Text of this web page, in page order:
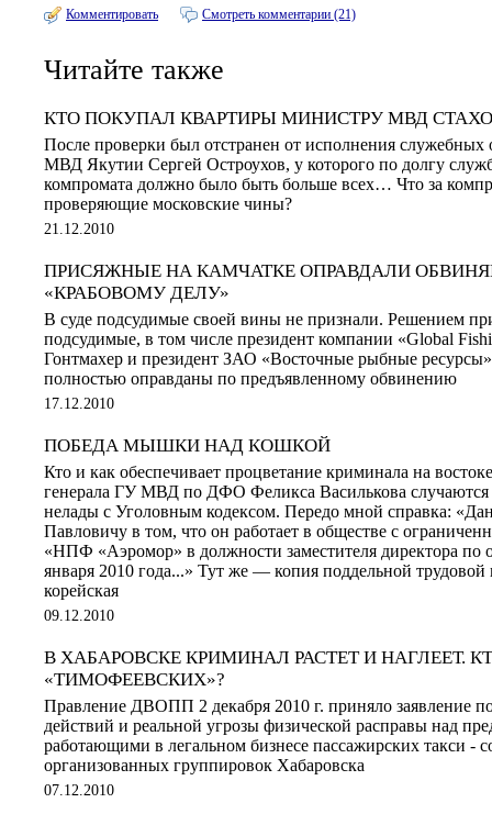
Комментировать Смотреть комментарии (21)
Читайте также
КТО ПОКУПАЛ КВАРТИРЫ МИНИСТРУ МВД
После проверки был отстранен от исполнения служебных
МВД Якутии Сергей Остроухов, у которого по долгу
компромата должно было быть больше всех… Что за
проверяющие московские чины?
21.12.2010
ПРИСЯЖНЫЕ НА КАМЧАТКЕ ОПРАВДАЛИ
«КРАБОВОМУ ДЕЛУ»
В суде подсудимые своей вины не признали. Решением
подсудимые, в том числе президент компании «Global
Гонтмахер и президент ЗАО «Восточные рыбные
полностью оправданы по предъявленному обвинению
17.12.2010
ПОБЕДА МЫШКИ НАД КОШКОЙ
Кто и как обеспечивает процветание криминала на
генерала ГУ МВД по ДФО Феликса Василькова случаются
нелады с Уголовным кодексом. Передо мной справка:
Павловичу в том, что он работает в обществе с
«НПФ «Аэромор» в должности заместителя директора по
января 2010 года...» Тут же — копия поддельной
корейская
09.12.2010
В ХАБАРОВСКЕ КРИМИНАЛ РАСТЕТ И НАГЛЕЕТ.
«ТИМОФЕЕВСКИХ»?
Правление ДВОПП 2 декабря 2010 г. приняло заявление
действий и реальной угрозы физической расправы над
работающими в легальном бизнесе пассажирских такси -
организованных группировок Хабаровска
07.12.2010